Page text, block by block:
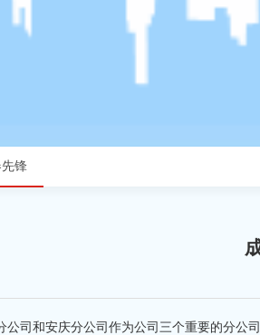
锋
司和安庆分公司作为公司三个重要的分公